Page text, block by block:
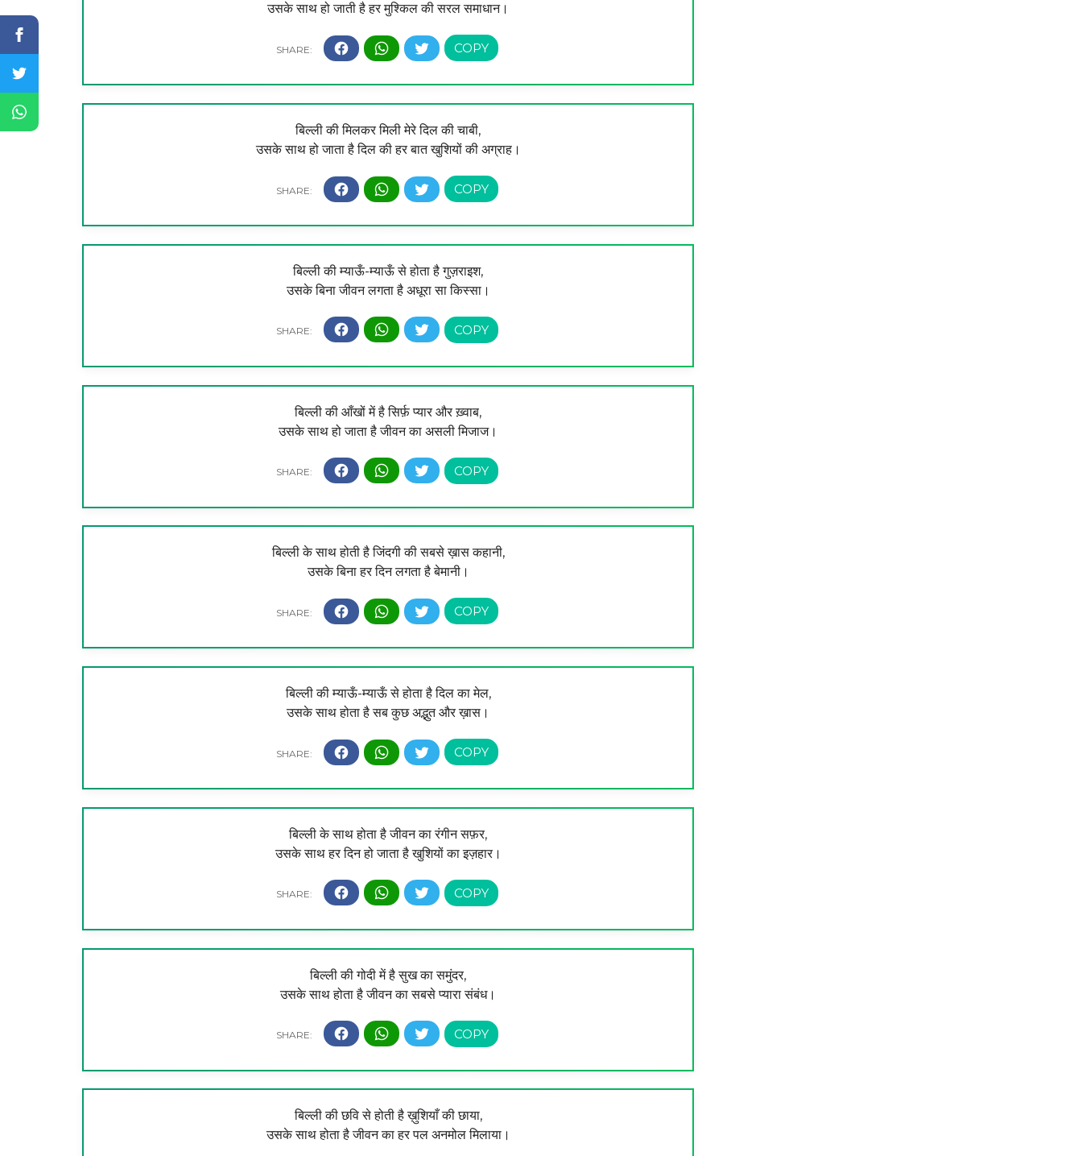
उसके साथ हो जाती है हर मुश्किल की सरल समाधान।
बिल्ली की मिलकर मिली मेरे दिल की चाबी,
उसके साथ हो जाता है दिल की हर बात खुशियों की अग्राह।
बिल्ली की म्याऊँ-म्याऊँ से होता है गुज़राइश,
उसके बिना जीवन लगता है अधूरा सा किस्सा।
बिल्ली की आँखों में है सिर्फ़ प्यार और ख़्वाब,
उसके साथ हो जाता है जीवन का असली मिजाज।
बिल्ली के साथ होती है जिंदगी की सबसे ख़ास कहानी,
उसके बिना हर दिन लगता है बेमानी।
बिल्ली की म्याऊँ-म्याऊँ से होता है दिल का मेल,
उसके साथ होता है सब कुछ अद्भुत और ख़ास।
बिल्ली के साथ होता है जीवन का रंगीन सफ़र,
उसके साथ हर दिन हो जाता है खुशियों का इज़हार।
बिल्ली की गोदी में है सुख का समुंदर,
उसके साथ होता है जीवन का सबसे प्यारा संबंध।
बिल्ली की छवि से होती है ख़ुशियाँ की छाया,
उसके साथ होता है जीवन का हर पल अनमोल मिलाया।